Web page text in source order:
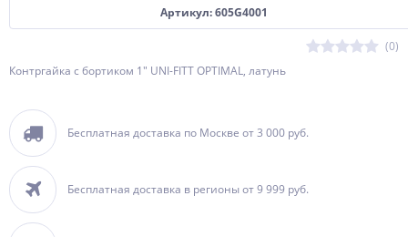
Артикул: 605G4001
(0)
Контргайка с бортиком 1" UNI-FITT OPTIMAL, латунь
Бесплатная доставка по Москве от 3 000 руб.
Бесплатная доставка в регионы от 9 999 руб.